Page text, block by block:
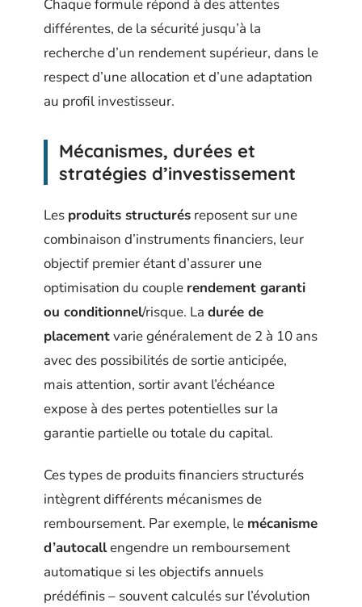
Chaque formule répond à des attentes
différentes, de la sécurité jusqu’à la
recherche d’un rendement supérieur, dans le
respect d’une allocation et d’une adaptation
au profil investisseur.
Mécanismes, durées et
stratégies d’investissement
Les produits structurés reposent sur une
combinaison d’instruments financiers, leur
objectif premier étant d’assurer une
optimisation du couple rendement garanti
ou conditionnel/risque. La durée de
placementvarie généralement de 2 à 10 ans
avec des possibilités de sortie anticipée,
mais attention, sortir avant l’échéance
expose à des pertes potentielles sur la
garantie partielle ou totale du capital.
Ces types de produits financiers structurés
intègrent différents mécanismes de
remboursement. Par exemple, le mécanisme
d’autocallengendre un remboursement
automatique si les objectifs annuels
prédéfinis – souvent calculés sur l’évolution